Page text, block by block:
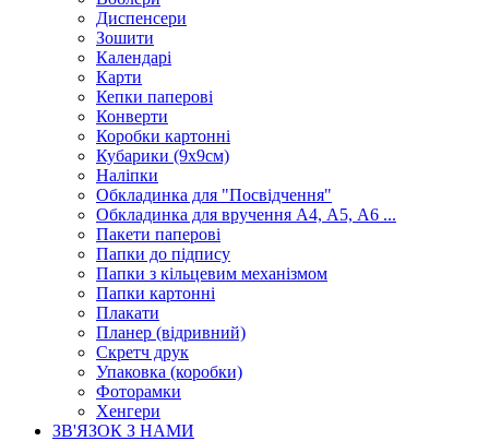
Диспенсери
Зошити
Календарі
Карти
Кепки паперові
Конверти
Коробки картонні
Кубарики (9х9см)
Наліпки
Обкладинка для "Посвідчення"
Обкладинка для вручення А4, А5, А6 ...
Пакети паперові
Папки до підпису
Папки з кільцевим механізмом
Папки картонні
Плакати
Планер (відривний)
Скретч друк
Упаковка (коробки)
Фоторамки
Хенгери
ЗВ'ЯЗОК З НАМИ